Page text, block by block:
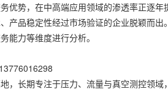
优势，在中高端应用领域的渗透率正逐
产品稳定性经过市场验证的企业脱颖而
能力等维度进行分析。
长期专注于压力、流量与真空测控领域